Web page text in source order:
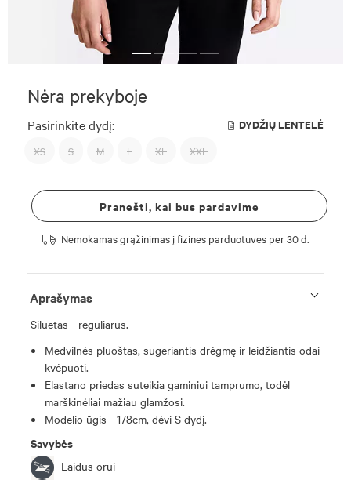
Nėra prekyboje
Pasirinkite dydį: DYDŽIŲ LENTELĖ
XS S M L XL XXL
Pranešti, kai bus pardavime
Nemokamas grąžinimas į fizines parduotuves per 30 d.
Aprašymas
Siluetas - reguliarus.
Medvilnės pluoštas, sugeriantis drėgmę ir leidžiantis odai
kvėpuoti.
Elastano priedas suteikia gaminiui tamprumo, todėl
marškinėliai mažiau glamžosi.
Modelio ūgis - 178cm, dėvi S dydį.
Savybės
Laidus orui